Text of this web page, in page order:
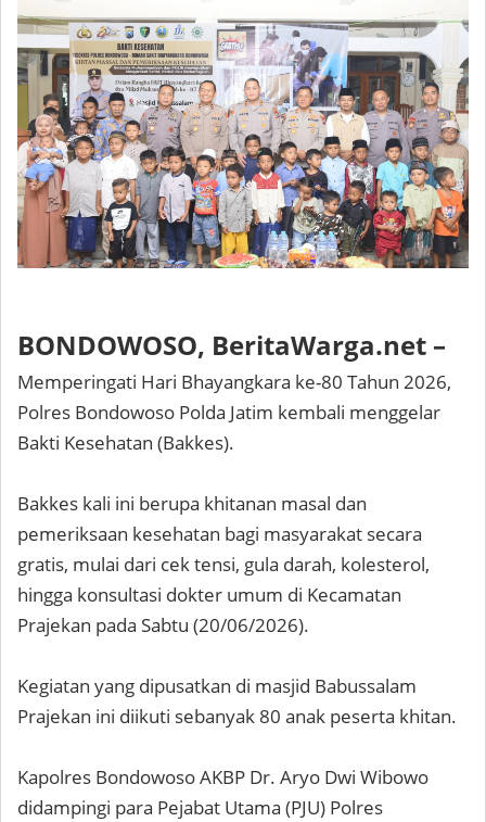
BONDOWOSO, BeritaWarga.net –
Memperingati Hari Bhayangkara ke-80 Tahun 2026,
Polres Bondowoso Polda Jatim kembali menggelar
Bakti Kesehatan (Bakkes).
Bakkes kali ini berupa khitanan masal dan
pemeriksaan kesehatan bagi masyarakat secara
gratis, mulai dari cek tensi, gula darah, kolesterol,
hingga konsultasi dokter umum di Kecamatan
Prajekan pada Sabtu (20/06/2026).
Kegiatan yang dipusatkan di masjid Babussalam
Prajekan ini diikuti sebanyak 80 anak peserta khitan.
Kapolres Bondowoso AKBP Dr. Aryo Dwi Wibowo
didampingi para Pejabat Utama (PJU) Polres